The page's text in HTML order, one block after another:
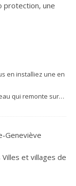
protection, une
en installiez une en
qui remonte sur…
Geneviève
et villages de